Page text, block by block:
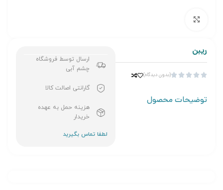
ریبن




(بدون دیدگاه)
توضیحات محصول
ارسال توسط فروشگاه
چشم آبی
گارانتی اصالت کالا
هزینه حمل به عهده
خریدار